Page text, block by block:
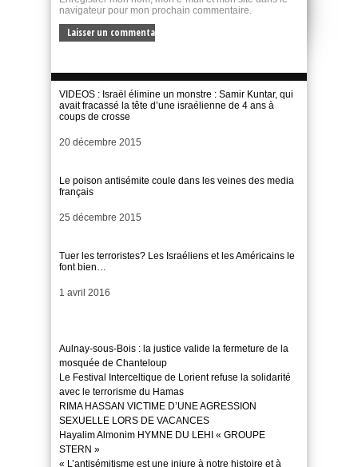
navigateur pour mon prochain commentaire.
VIDEOS : Israël élimine un monstre : Samir Kuntar, qui
avait fracassé la tête d’une israélienne de 4 ans à
coups de crosse
Date
20 décembre 2015
Le poison antisémite coule dans les veines des media
français
Date
25 décembre 2015
Tuer les terroristes? Les Israéliens et les Américains le
font bien…
Date
1 avril 2016
Aulnay-sous-Bois : la justice valide la fermeture de la
mosquée de Chanteloup
Le Festival Interceltique de Lorient refuse la solidarité
avec le terrorisme du Hamas
RIMA HASSAN VICTIME D’UNE AGRESSION
SEXUELLE LORS DE VACANCES
Hayalim Almonim HYMNE DU LEHI « GROUPE
STERN »
« L’antisémitisme est une injure à notre histoire et à